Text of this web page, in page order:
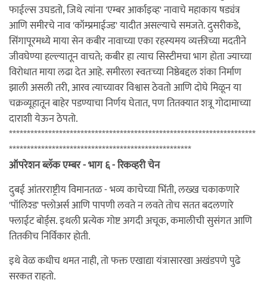
फाईल्स उघडतो, जिथे त्यांना 'एम्बर आर्काइव्ह' नावाचे महाकाय षड्यंत्र
आणि समीरचे नाव 'कॉम्प्रमाईज्ड' यादीत असल्याचे समजते. दुसरीकडे,
सिंगापूरमध्ये माया सेन कबीर नावाच्या एका रहस्यमय व्यक्तीच्या मदतीने
जीवघेण्या हल्ल्यातून वाचते; कबीर हा त्याच सिस्टीमचा भाग होता ज्याच्या
विरोधात माया लढा देत आहे. समीरला स्वतःच्या निष्ठेबद्दल शंका निर्माण
झाली असली तरी, आरव त्याच्यावर विश्वास ठेवतो आणि दोघे मिळून या
चक्रव्यूहातून बाहेर पडण्याचा निर्णय घेतात, पण तितक्यात शत्रू गोदामाच्या
दाराशी येऊन ठेपतो.
*********************************************************************
***************************************************
ऑपरेशन ब्लॅक एम्बर - भाग ६ - रिकव्हरी चेन
दुबई आंतरराष्ट्रीय विमानतळ - भव्य काचेच्या भिंती, लख्ख चकाकणारे
'पॉलिश्ड' फ्लोअर्स आणि पापणी लवते न लवते तोच सतत बदलणारे
फ्लाईट बोर्ड्स. इथली प्रत्येक गोष्ट अगदी अचूक, कमालीची सुसंगत आणि
तितकीच निर्विकार होती.
इथे वेळ कधीच थमत नाही, तो फक्त एखाद्या यंत्रासारखा अखंडपणे पुढे
सरकत राहतो.